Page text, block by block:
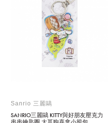
Sanrio 三麗鷗
SANRIO三麗鷗 KITTY與好朋友壓克力